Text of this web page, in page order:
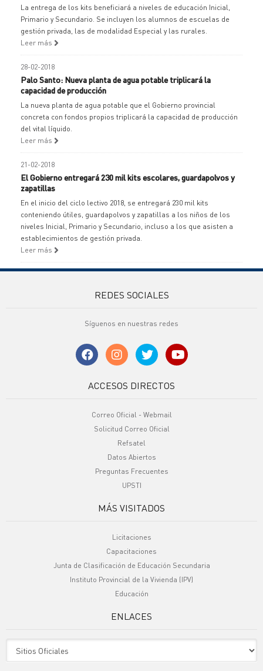
La entrega de los kits beneficiará a niveles de educación Inicial,
Primario y Secundario. Se incluyen los alumnos de escuelas de
gestión privada, las de modalidad Especial y las rurales.
Leer más
28-02-2018
Palo Santo: Nueva planta de agua potable triplicará la
capacidad de producción
La nueva planta de agua potable que el Gobierno provincial
concreta con fondos propios triplicará la capacidad de producción
del vital líquido.
Leer más
21-02-2018
El Gobierno entregará 230 mil kits escolares, guardapolvos y
zapatillas
En el inicio del ciclo lectivo 2018, se entregará 230 mil kits
conteniendo útiles, guardapolvos y zapatillas a los niños de los
niveles Inicial, Primario y Secundario, incluso a los que asisten a
establecimientos de gestión privada.
Leer más
REDES SOCIALES
Síguenos en nuestras redes
ACCESOS DIRECTOS
Correo Oficial - Webmail
Solicitud Correo Oficial
Refsatel
Datos Abiertos
Preguntas Frecuentes
UPSTI
MÁS VISITADOS
Licitaciones
Capacitaciones
Junta de Clasificación de Educación Secundaria
Instituto Provincial de la Vivienda (IPV)
Educación
ENLACES